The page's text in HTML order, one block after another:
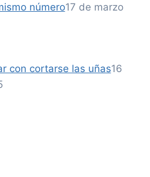
número17 de marzo
con cortarse las uñas16